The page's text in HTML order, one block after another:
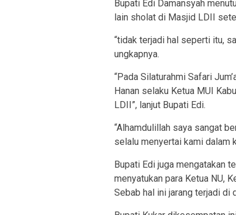
Bupati Edi Damansyah
lain sholat di Masjid LDII
“tidak terjadi hal seperti itu,
ungkapnya.
“Pada Silaturahmi Safari
Hanan selaku Ketua MUI
LDII”, lanjut Bupati Edi.
“Alhamdulillah saya sangat
selalu menyertai kami dalam
Bupati Edi juga mengatakan
menyatukan para Ketua NU,
Sebab hal ini jarang terjadi di